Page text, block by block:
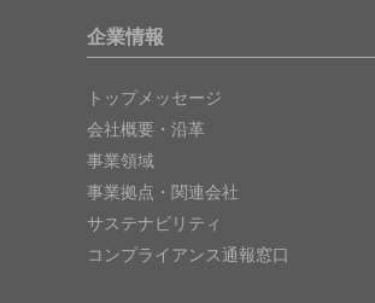
企業情報
トップメッセージ
会社概要・沿革
事業領域
事業拠点・関連会社
サステナビリティ
コンプライアンス通報窓口